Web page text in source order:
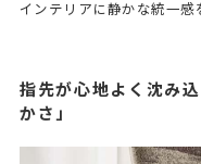
インテリアに静かな統一感
指先が心地よく沈み
かさ」